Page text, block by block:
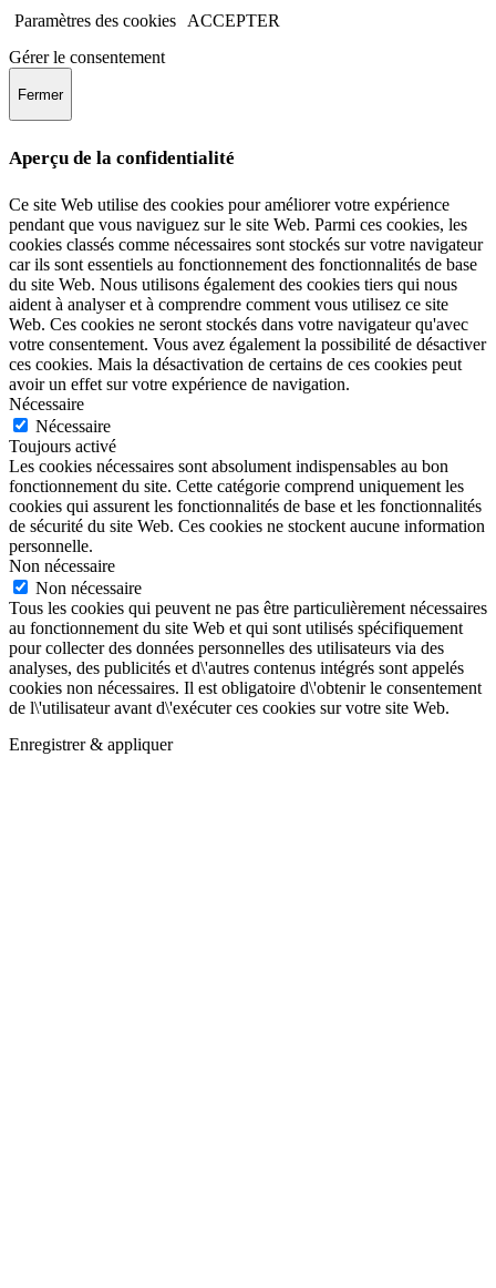
Paramètres des cookies
ACCEPTER
Gérer le consentement
Fermer
Aperçu de la confidentialité
Ce site Web utilise des cookies pour améliorer votre expérience
pendant que vous naviguez sur le site Web. Parmi ces cookies, les
cookies classés comme nécessaires sont stockés sur votre navigateur
car ils sont essentiels au fonctionnement des fonctionnalités de base
du site Web. Nous utilisons également des cookies tiers qui nous
aident à analyser et à comprendre comment vous utilisez ce site
Web. Ces cookies ne seront stockés dans votre navigateur qu'avec
votre consentement. Vous avez également la possibilité de désactiver
ces cookies. Mais la désactivation de certains de ces cookies peut
avoir un effet sur votre expérience de navigation.
Nécessaire
Nécessaire
Toujours activé
Les cookies nécessaires sont absolument indispensables au bon
fonctionnement du site. Cette catégorie comprend uniquement les
cookies qui assurent les fonctionnalités de base et les fonctionnalités
de sécurité du site Web. Ces cookies ne stockent aucune information
personnelle.
Non nécessaire
Non nécessaire
Tous les cookies qui peuvent ne pas être particulièrement nécessaires
au fonctionnement du site Web et qui sont utilisés spécifiquement
pour collecter des données personnelles des utilisateurs via des
analyses, des publicités et d\'autres contenus intégrés sont appelés
cookies non nécessaires. Il est obligatoire d\'obtenir le consentement
de l\'utilisateur avant d\'exécuter ces cookies sur votre site Web.
Enregistrer & appliquer